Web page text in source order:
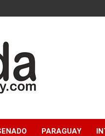
PARAGUAY